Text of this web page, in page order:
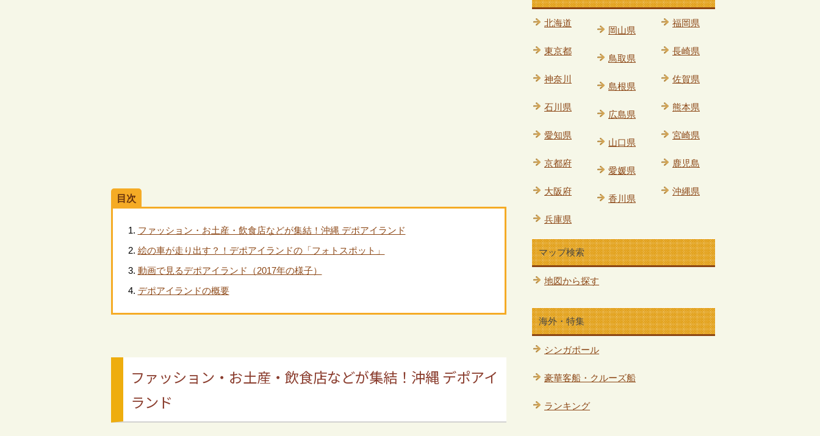
目次
ファッション・お土産・飲食店などが集結！沖縄 デポアイランド
絵の車が走り出す？！デポアイランドの「フォトスポット」
動画で見るデポアイランド（2017年の様子）
デポアイランドの概要
ファッション・お土産・飲食店などが集結！沖縄 デポアイ
ランド
北海道
東京都
神奈川
石川県
愛知県
京都府
大阪府
兵庫県
岡山県
鳥取県
島根県
広島県
山口県
愛媛県
香川県
福岡県
長崎県
佐賀県
熊本県
宮崎県
鹿児島
沖縄県
マップ検索
地図から探す
海外・特集
シンガポール
豪華客船・クルーズ船
ランキング